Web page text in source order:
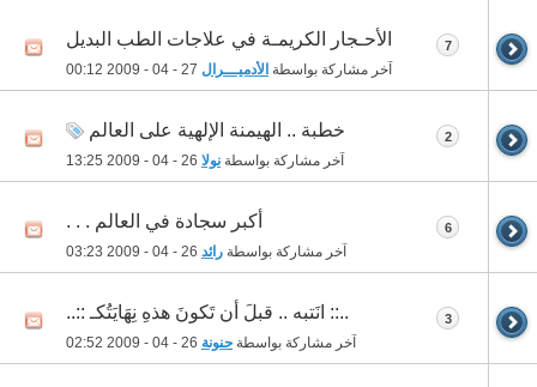
الأحـجار الكريمـة في علاجات الطب البديل
آخر مشاركة بواسطة الأدميـــرال 00:12
7
خطبة .. الهيمنة الإلهية على العالم
آخر مشاركة بواسطة نولا 13:25
2
أكبر سجادة في العالم . . .
آخر مشاركة بواسطة رائد 03:23
6
..:: انَتبه .. قبلَ أن تَكونَ هذهِ نِهَايَتُكـ ::..
آخر مشاركة بواسطة حنونة 02:52
3